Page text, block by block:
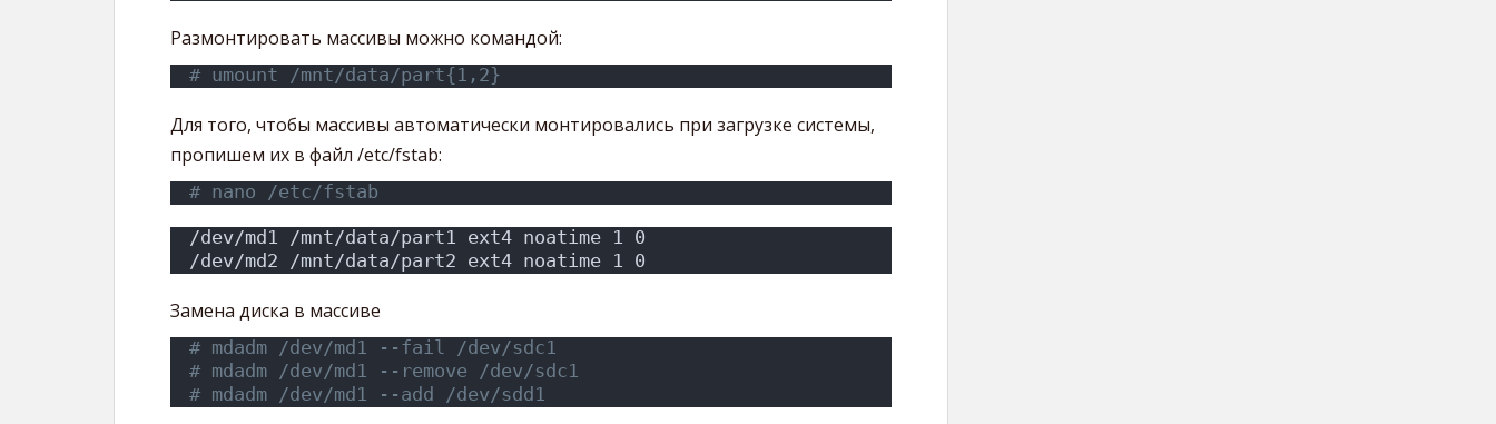
Размонтировать массивы можно командой:
# umount /mnt/data/part{1,2}
Для того, чтобы массивы автоматически монтировались при загрузке системы,
пропишем их в файл /etc/fstab:
# nano /etc/fstab
/dev/md1 /mnt/data/part1 ext4 noatime 1 0
/dev/md2 /mnt/data/part2 ext4 noatime 1 0
Замена диска в массиве
# mdadm /dev/md1 --fail /dev/sdc1
# mdadm /dev/md1 --remove /dev/sdc1
# mdadm /dev/md1 --add /dev/sdd1